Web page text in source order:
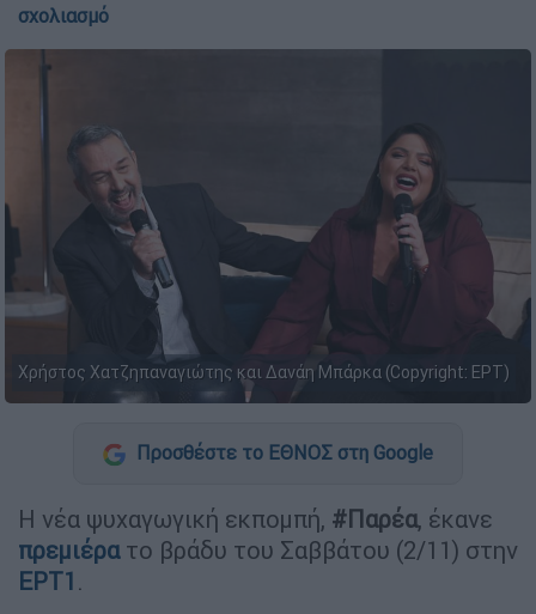
σχολιασμό
Χρήστος Χατζηπαναγιώτης και Δανάη Μπάρκα (Copyright: ΕΡΤ)
Προσθέστε το ΕΘΝΟΣ στη Google
Η νέα ψυχαγωγική εκπομπή, #Παρέα, έκανε
πρεμιέρατο βράδυ του Σαββάτου (2/11) στην
ΕΡΤ1 .